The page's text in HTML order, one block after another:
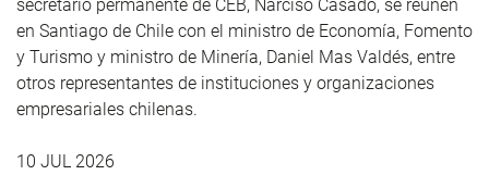
secretario permanente de CEB, Narciso Casado, se reúnen
en Santiago de Chile con el ministro de Economía, Fomento
y Turismo y ministro de Minería, Daniel Mas Valdés, entre
otros representantes de instituciones y organizaciones
empresariales chilenas.
10 JUL 2026